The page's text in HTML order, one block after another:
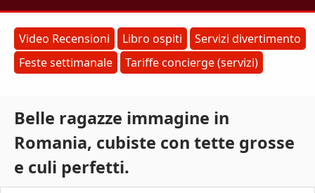
T
m
s
o
a
i
r
i
c
c
a
Video Recensioni Libro ospiti
Servizi divertimento
Feste settimanale
Tariffe concierge (servizi)
Belle ragazze immagine in
Romania, cubiste con tette grosse
e culi perfetti.